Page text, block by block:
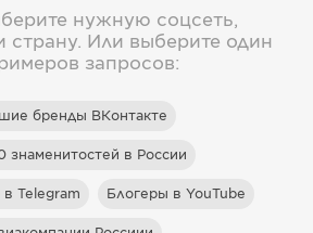
нужную соцсеть,
страну. Или выберите один
запросов:
бренды ВКонтакте
знаменитостей в России
Telegram Блогеры в YouTube